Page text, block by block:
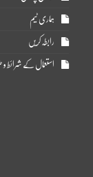
ہماری ٹیم
رابطہ کریں
استعمال کے شرائط و